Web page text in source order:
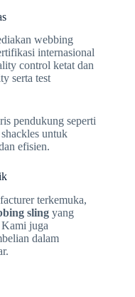
webbing
internasional
control ketat dan
serta test
pendukung seperti
untuk
efisien.
terkemuka,
sling yang
juga
dalam